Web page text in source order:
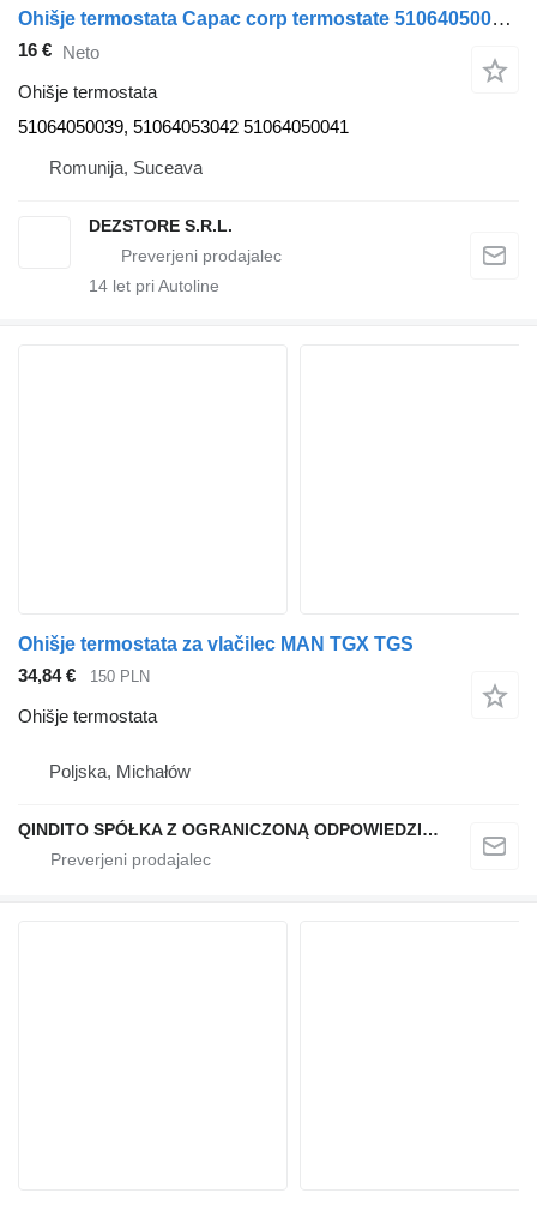
Ohišje termostata Capac corp termostate 51064050039 za vlačilec MAN TGM
16 € Neto
Ohišje termostata
51064050039, 51064053042 51064050041
Romunija, Suceava
DEZSTORE S.R.L.
14 let pri Autoline
Ohišje termostata za vlačilec MAN TGX TGS
34,84 €
150 PLN
Ohišje termostata
Poljska, Michałów
QINDITO SPÓŁKA Z OGRANICZONĄ ODPOWIEDZIALNOŚCIĄ